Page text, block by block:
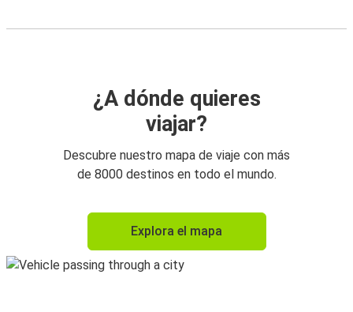
¿A dónde quieres
viajar?
Descubre nuestro mapa de viaje con más
de 8000 destinos en todo el mundo.
Explora el mapa